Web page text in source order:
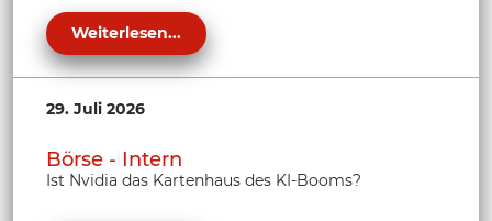
Weiterlesen...
29. Juli 2026
Börse - Intern
Ist Nvidia das Kartenhaus des KI-Booms?